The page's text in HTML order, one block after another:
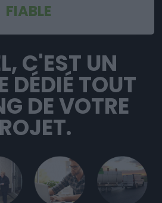
FIABLE
C'EST UN
DÉDIÉ TOUT
DE VOTRE